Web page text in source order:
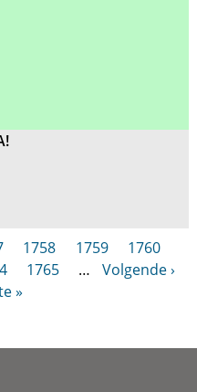
1758 1759
1760
1765 …
Volgende ›
»